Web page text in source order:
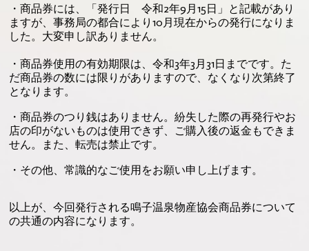
・商品券には、「発行日 令和2年9月15日」と記載があり
ますが、事務局の都合により10月現在からの発行になりま
した。大変申し訳ありません。
・商品券使用の有効期限は、令和3年3月31日までです。た
だ商品券の数には限りがありますので、なくなり次第終了
となります。
・商品券のつり銭はありません。紛失した際の再発行やお
店の印がないものは使用できず、ご購入後の返金もできま
せん。また、転売は禁止です。
・その他、常識的なご使用をお願い申し上げます。
以上が、今回発行される鳴子温泉物産協会商品券について
の共通の内容になります。